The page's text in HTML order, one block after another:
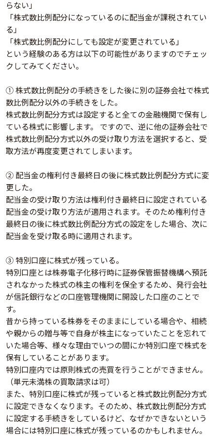
らない」
「株式数比例配分になっているのに配当金が課税されてい
る」
「株式数比例配分にしても設定が変更されている」
という経験のある方は以下の可能性がありますのでチェッ
クしてみてください。
① 株式数比例配分の手続きをした後に別の証券会社で株式
数比例配分以外の手続きをした。
株式数比例配分方式は設定すると全ての金融機関で保有し
ている株式に影響します。 ですので、逆に他の証券会社で
株式数比例配分方式以外の受け取り方法を選択すると、受
取方法が再度変更されてしまいます。
② 配当金の権利付き最終日の後に株式数比例配分方式に変
更した。
配当金の受け取り方法は権利付き最終日に設定されている
配当金の受け取り方法が適用されます。そのため権利付き
最終日の後に株式数比例配分方式の設定をした場合、次に
配当金を受け取る時に適用されます。
③ 特別口座に株式が残っている。
特別口座とは株券電子化移行時に証券保管振替機構へ預託
されなかった株式の株主の権利を保全するため、発行会社
が信託銀行などの口座管理機関に開設した口座のことで
す。
昔から持っている株券をそのままにしている場合や、相続
や親からの贈与等で自身が株主になっていたことを忘れて
いた場合等、様々な理由でいつの間にか特別口座で株式を
保有していることがあります。
特別口座内では原則株式の売買を行うことができません。
（単元未満株の買取請求は可）
また、特別口座に株式が残っていると株式数比例配分方式
に設定できなくなります。そのため、株式数比例配分方式
に設定する手続きをしているけど、なぜかできないという
場合には特別口座に株式が残っているのかもしれません。